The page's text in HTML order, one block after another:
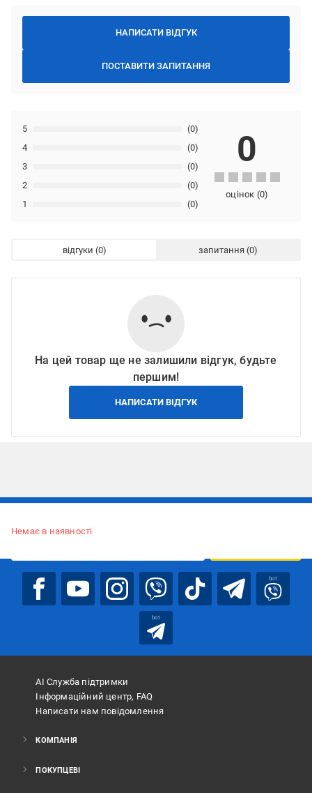
НАПИСАТИ ВІДГУК
ПОСТАВИТИ ЗАПИТАННЯ
1 (0)
2 (0)
3 (0)
4 (0)
5 (0)
0
оцінок (0)
відгуки запитання
На цей товар ще не залишили відгук, будьте
першим!
НАПИСАТИ ВІДГУК
Немає в наявності
bot
bot
АІ Служба підтримки
Інформаційний центр, FAQ
Написати нам повідомлення
КОМПАНІЯ
ПОКУПЦЕВІ